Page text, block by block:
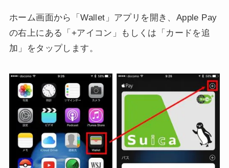
ホーム画面から「Wallet」アプリを開き、Apple Pay
の右上にある「+アイコン」もしくは「カードを追
加」をタップします。